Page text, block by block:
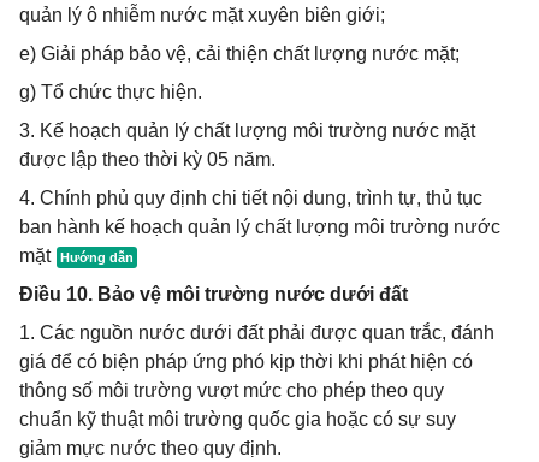
quản lý ô nhiễm nước mặt xuyên biên giới;
e) Giải pháp bảo vệ, cải thiện chất lượng nước mặt;
g) Tổ chức thực hiện.
3. Kế hoạch quản lý chất lượng môi trường nước mặt
được lập theo thời kỳ 05 năm.
4. Chính phủ quy định chi tiết nội dung, trình tự, thủ tục
ban hành kế hoạch quản lý chất lượng môi trường nước
mặt
Điều 10. Bảo vệ môi trường nước dưới đất
1. Các nguồn nước dưới đất phải được quan trắc, đánh
giá để có biện pháp ứng phó kịp thời khi phát hiện có
thông số môi trường vượt mức cho phép theo quy
chuẩn kỹ thuật môi trường quốc gia hoặc có sự suy
giảm mực nước theo quy định.